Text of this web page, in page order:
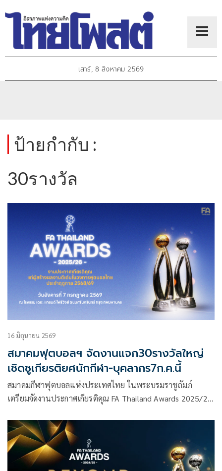
เสาร์, 8 สิงหาคม 2569
ป้ายกำกับ :
30รางวัล
16 มิถุนายน 2569
สมาคมฟุตบอลฯ จัดงานแจก30รางวัลใหญ่
เชิดชูเกียรติยศนักกีฬา-บุคลากร7ก.ค.นี้
สมาคมกีฬาฟุตบอลแห่งประเทศไทย ในพระบรมราชูถัมภ์
เตรียมจัดงานประกาศเกียรติคุณ FA Thailand Awards 2025/26
งานดีเด่นในวงการฟุตบอลไทย ประจำปี 2568/69 จำนวน 30
รางวัล ณ โรงแรม เดอะ แกรนด์ โฟร์วิงส์ ถนนศรีนครินทร์
กรุงเทพมหานคร ในวันที่ 7 กรกฎาคม 2569 ตั้งแต่เวลา 17.00 –
20.00 น.